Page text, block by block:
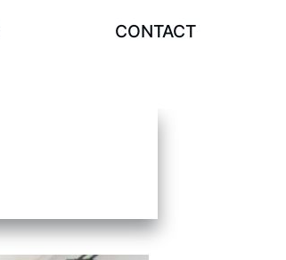
CONTACT